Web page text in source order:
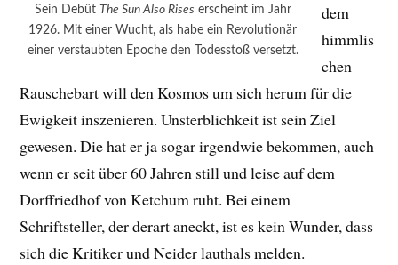
Sein Debüt The Sun Also Rises erscheint im Jahr
1926. Mit einer Wucht, als habe ein Revolutionär
einer verstaubten Epoche den Todesstoß versetzt.
dem
himmlis
chen
Rauschebart will den Kosmos um sich herum für die
Ewigkeit inszenieren. Unsterblichkeit ist sein Ziel
gewesen. Die hat er ja sogar irgendwie bekommen, auch
wenn er seit über 60 Jahren still und leise auf dem
Dorffriedhof von Ketchum ruht. Bei einem
Schriftsteller, der derart aneckt, ist es kein Wunder, dass
sich die Kritiker und Neider lauthals melden.